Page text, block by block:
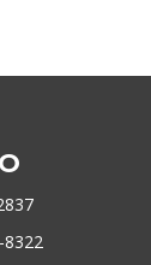
8322